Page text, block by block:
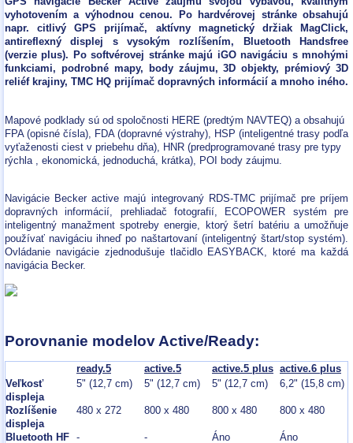
vyhotovením a výhodnou cenou. Po hardvérovej stránke obsahujú
napr. citlivý GPS prijímač, aktívny magnetický držiak MagClick,
antireflexný displej s vysokým rozlíšením, Bluetooth Handsfree
(verzie plus). Po softvérovej stránke majú iGO navigáciu s mnohými
funkciami, podrobné mapy, body záujmu, 3D objekty, prémiový 3D
reliéf krajiny, TMC HQ prijímač dopravných informácií a mnoho iného.
Mapové podklady sú od spoločnosti HERE (predtým NAVTEQ) a obsahujú
FPA (opisné čísla), FDA (dopravné výstrahy), HSP (inteligentné trasy podľa
vyťaženosti ciest v priebehu dňa), HNR (predprogramované trasy pre typy
rýchla , ekonomická, jednoduchá, krátka), POI body záujmu.
Navigácie Becker active majú integrovaný RDS-TMC prijímač pre príjem
dopravných informácií, prehliadač fotografií, ECOPOWER systém pre
inteligentný manažment spotreby energie, ktorý šetrí batériu a umožňuje
používať navigáciu ihneď po naštartovaní (inteligentný štart/stop systém).
Ovládanie navigácie zjednodušuje tlačidlo EASYBACK, ktoré ma každá
navigácia Becker.
Porovnanie modelov Active/Ready:
ready.5 active.5 active.5 plus active.6 plus
Veľkosť
displeja
5" (12,7 cm) 5" (12,7 cm) 5" (12,7 cm) 6,2" (15,8 cm)
Rozlíšenie
displeja
480 x 272 800 x 480 800 x 480 800 x 480
Bluetooth HF - - Áno Áno